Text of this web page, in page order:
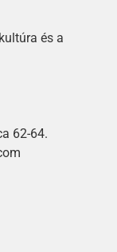
és a
62-64.